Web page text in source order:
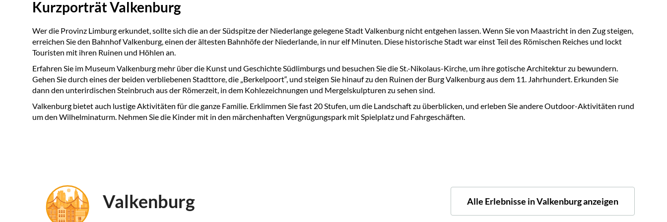
Kurzporträt Valkenburg
Wer die Provinz Limburg erkundet, sollte sich die an der Südspitze der Niederlange gelegene Stadt Valkenburg nicht entgehen lassen. Wenn Sie von Maastricht in den Zug steigen,
erreichen Sie den Bahnhof Valkenburg, einen der ältesten Bahnhöfe der Niederlande, in nur elf Minuten. Diese historische Stadt war einst Teil des Römischen Reiches und lockt
Touristen mit ihren Ruinen und Höhlen an.
Erfahren Sie im Museum Valkenburg mehr über die Kunst und Geschichte Südlimburgs und besuchen Sie die St.-Nikolaus-Kirche, um ihre gotische Architektur zu bewundern.
Gehen Sie durch eines der beiden verbliebenen Stadttore, die „Berkelpoort“, und steigen Sie hinauf zu den Ruinen der Burg Valkenburg aus dem 11. Jahrhundert. Erkunden Sie
dann den unterirdischen Steinbruch aus der Römerzeit, in dem Kohlezeichnungen und Mergelskulpturen zu sehen sind.
Valkenburg bietet auch lustige Aktivitäten für die ganze Familie. Erklimmen Sie fast 20 Stufen, um die Landschaft zu überblicken, und erleben Sie andere Outdoor-Aktivitäten rund
um den Wilhelminaturm. Nehmen Sie die Kinder mit in den märchenhaften Vergnügungspark mit Spielplatz und Fahrgeschäften.
Valkenburg Alle Erlebnisse in Valkenburg anzeigen